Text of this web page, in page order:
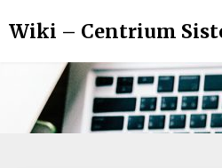
Wiki – Centrium